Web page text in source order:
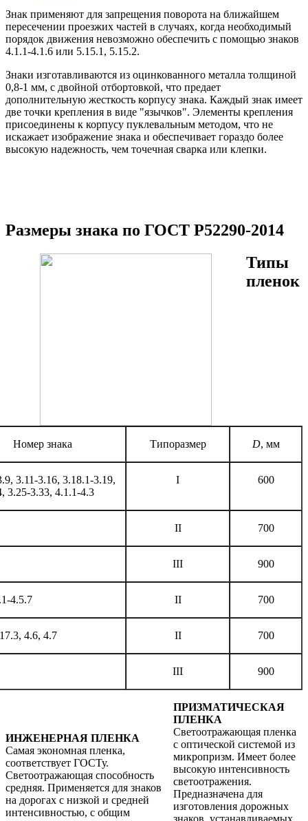
Знак применяют для запрещения поворота на ближайшем
пересечении проезжих частей в случаях, когда необходимый
порядок движения невозможно обеспечить с помощью знаков
4.1.1-4.1.6 или 5.15.1, 5.15.2.
Знаки изготавливаются из оцинкованного металла толщиной
0,8-1 мм, с двойной отбортовкой, что предает
дополнительную жесткость корпусу знака. Каждый знак имеет
две точки крепления в виде "язычков". Элементы крепления
присоединены к корпусу пуклевальным методом, что не
искажает изображение знака и обеспечивает гораздо более
высокую надежность, чем точечная сварка или клепки.
Размеры знака по ГОСТ Р52290-2014
Номер знака Типоразмер D, мм
3.11-3.16, 3.18.1-3.19,
3.25-3.33, 4.1.1-4.3
I 600
II 700
III 900
4.5.7 II 700
4.6, 4.7 II 700
III 900
Типы
пленок
ИНЖЕНЕРНАЯ ПЛЕНКА
Самая экономная пленка,
соответствует ГОСТу.
Светоотражающая способность
средняя. Применяется для знаков
на дорогах с низкой и средней
интенсивностью, с общим
ПРИЗМАТИЧЕСКАЯ
ПЛЕНКА
Светоотражающая пленка
с оптической системой из
микропризм. Имеет более
высокую интенсивность
светоотражения.
Предназначена для
изготовления дорожных
знаков, устанавливаемых